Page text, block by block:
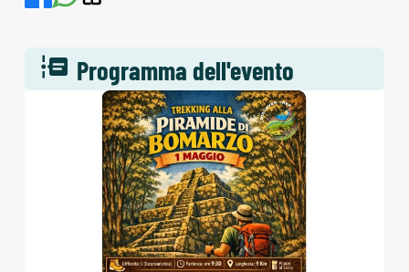
Programma dell'evento